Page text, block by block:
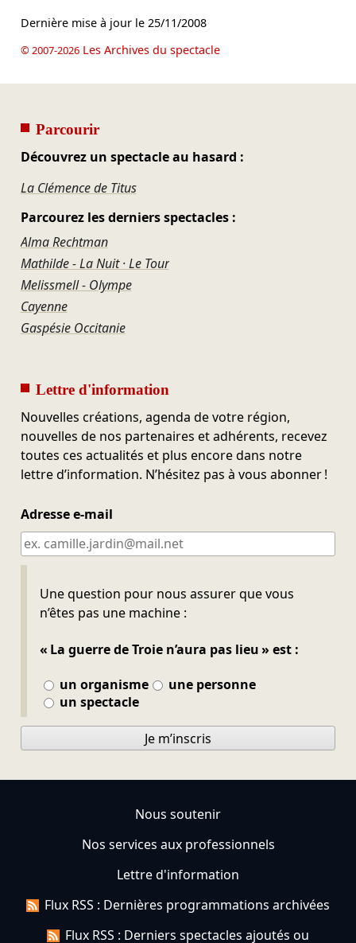
Dernière mise à jour le 25/11/2008
© 2007-2026Les Archives du spectacle
Parcourir
Découvrez un spectacle au hasard :
La Clémence de Titus
Parcourez les derniers spectacles :
Alma Rechtman
Mathilde - La Nuit · Le Tour
Melissmell - Olympe
Cayenne
Gaspésie Occitanie
Lettre d'information
Nouvelles créations, agenda de votre région,
nouvelles de nos partenaires et adhérents, recevez
toutes ces actualités et plus encore dans notre
lettre d’information. N’hésitez pas à vous abonner !
Adresse e-mail
Une question pour nous assurer que vous
n’êtes pas une machine :
« La guerre de Troie n’aura pas lieu » est :
un organisme
une personne
un spectacle
Ne pas remplir
Je m’inscris
Nous soutenir
Nos services aux professionnels
Lettre d'information
Flux RSS : Dernières programmations archivées
Flux RSS : Derniers spectacles ajoutés ou